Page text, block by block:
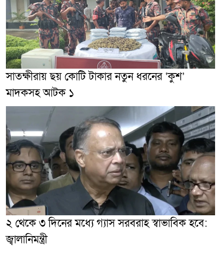
সাতক্ষীরায় ছয় কোটি টাকার নতুন ধরনের ‘কুশ’
মাদকসহ আটক ১
২ থেকে ৩ দিনের মধ্যে গ্যাস সরবরাহ স্বাভাবিক হবে:
জ্বালানিমন্ত্রী